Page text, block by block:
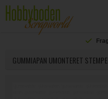
GUMMIAPAN UMONTERET